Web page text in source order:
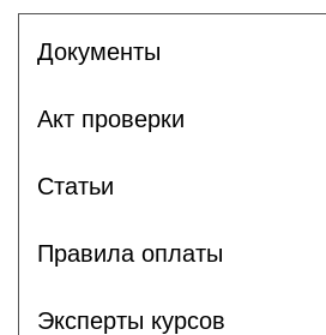
Документы
Акт проверки
Статьи
Правила оплаты
Эксперты курсов